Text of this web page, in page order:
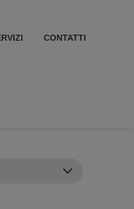
CONTATTI